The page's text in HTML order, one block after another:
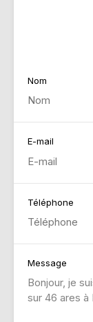
Nom
E-mail
Téléphone
Message